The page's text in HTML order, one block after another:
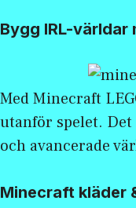
Bygg IRL-världar
MedMinecraft
utanför spelet.
och avancerade
Minecraft kläder